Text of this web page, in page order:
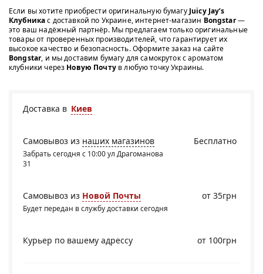
Если вы хотите приобрести оригинальную бумагу Juicy Jay’s
Клубникас доставкой по Украине, интернет-магазин Bongstar—
это ваш надёжный партнёр. Мы предлагаем только оригинальные
товары от проверенных производителей, что гарантирует их
высокое качество и безопасность. Оформите заказ на сайте
Bongstar, и мы доставим бумагу для самокруток с ароматом
клубники через Новую Почтув любую точку Украины.
Доставка в Киев
Бесплатно
Самовывоз из наших магазинов
Забрать сегодня с 10:00 ул Драгоманова
31
Самовывоз из Новой Почты
Будет передан в службу доставки сегодня
от 35грн
Курьер по вашему адрессу от 100грн